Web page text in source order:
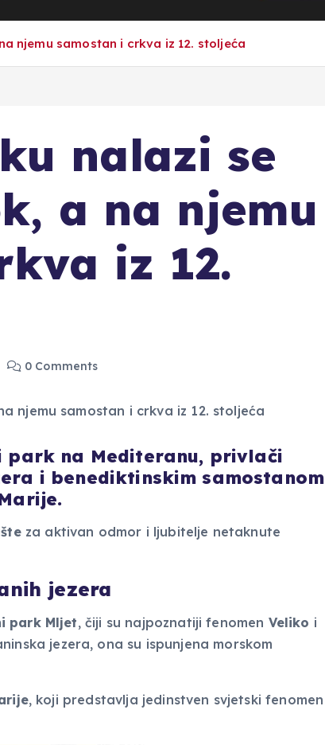
njemu samostan i crkva iz 12. stoljeća
nalazi se
a na njemu
iz 12.
0 Comments
na Mediteranu, privlači
i benediktinskim samostanom
za aktivan odmor i ljubitelje netaknute
jezera
park Mljet, čiji su najpoznatiji fenomen Veliko i
jezera, ona su ispunjena morskom
, koji predstavlja jedinstven svjetski fenomen